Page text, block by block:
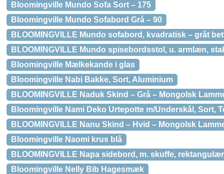
Bloomingville Mundo Sofa Sort – 175
Bloomingville Mundo Sofabord Grå – 90
BLOOMINGVILLE Mundo sofabord, kvadratisk – gråt
BLOOMINGVILLE Mundo spisebordsstol, u. armlæn,
Bloomingville Mælkekande i glas
Bloomingville Nabi Bakke, Sort, Aluminium
BLOOMINGVILLE Naduk Skind – Grå – Mongolsk
Bloomingville Nami Deko Urtepotte m/Underskål, Sort,
BLOOMINGVILLE Nanu Skind – Hvid – Mongolsk
Bloomingville Naomi krus blå
BLOOMINGVILLE Napa sidebord, m. skuffe,
Bloomingville Nelly Bib Hagesmæk